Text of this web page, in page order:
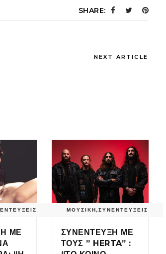
SHARE:
NEXT ARTICLE
ΜΕ
ΜΟΥΣΙΚΗ,ΣΥΝΕΝΤΕΥΞΕΙΣ
ΣΥΝΕΝΤΕΥΞΗ ΜΕ
ΤΟΥΣ ” HERTA” :